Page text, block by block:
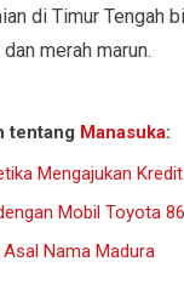
di Timur Tengah
merah marun.
tentang Manasuka:
Mengajukan
Mobil Toyota
Nama Madura